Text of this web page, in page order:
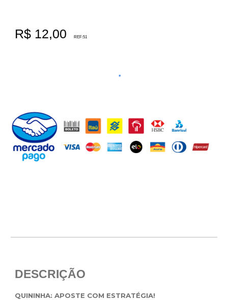
R$ 12,00REF:51
DESCRIÇÃO
QUININHA: APOSTE COM ESTRATÉGIA!